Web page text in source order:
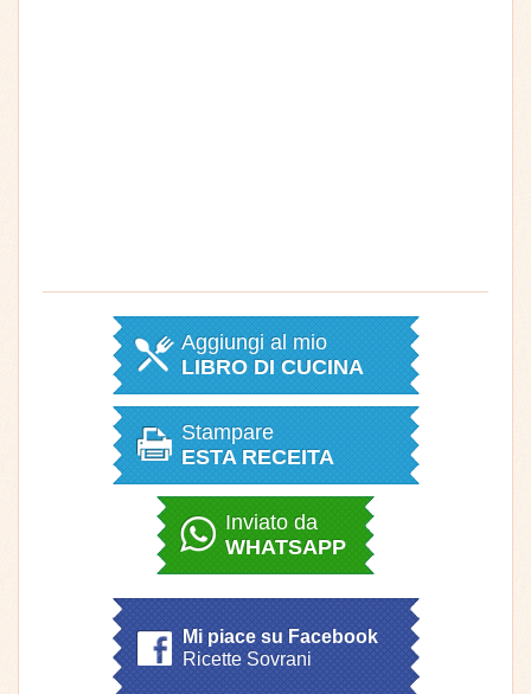
Aggiungi al mio
LIBRO DI CUCINA
Stampare
ESTA RECEITA
Inviato da
WHATSAPP
Mi piace su Facebook
Ricette Sovrani